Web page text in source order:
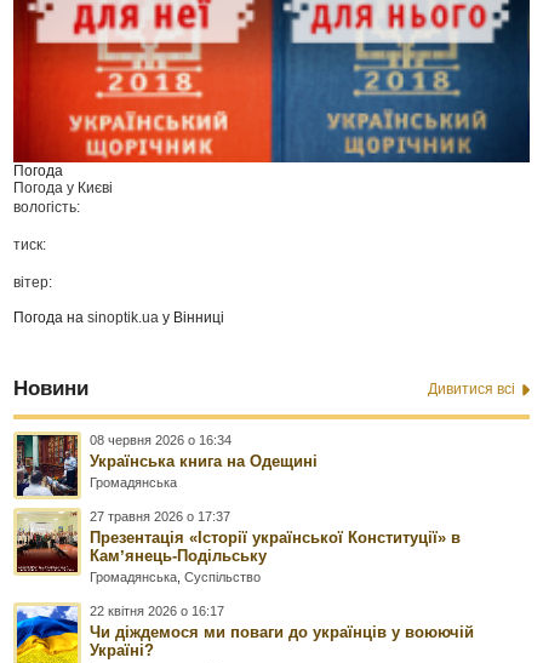
Погода
Погода у Києві
вологість:
тиск:
вітер:
Погода наsinoptik.ua у Вінниці
Новини Дивитися всі
08 червня 2026 о 16:34
Українська книга на Одещині
Громадянська
27 травня 2026 о 17:37
Презентація «Історії української Конституції» в
Камʼянець-Подільську
Громадянська,Суспільство
22 квітня 2026 о 16:17
Чи діждемося ми поваги до українців у воюючій
Україні?